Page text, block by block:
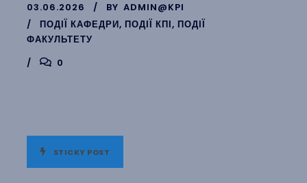
03.06.2026 BY ADMIN@KPI
ПОДІЇ КАФЕДРИ, ПОДІЇ КПІ, ПОДІЇ
ФАКУЛЬТЕТУ
0
STICKY POST